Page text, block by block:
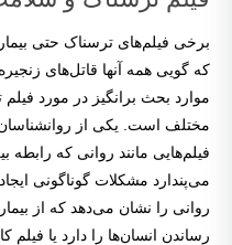
برخی فیلم‌های ترسناک حتی
که گویی همه آنها قاتل‌های
موارد بحث برانگیز در مورد
مختلف است. یکی از روانشناسان
فیلم‌هایی مانند روانی که رابطه
می‌پندارد مشکلات گوناگونی
روانی را نشان می‌دهد که از
رساندن انسان‌ها را دارد یا فیلم